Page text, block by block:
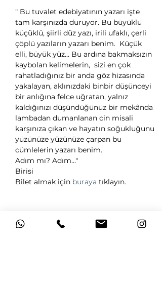
" Bu tuvalet edebiyatının yazarı işte
tam karşınızda duruyor. Bu büyüklü
küçüklü, şiirli düz yazı, irili ufaklı, çerli
çöplü yazıların yazarı benim.  Küçük
elli, büyük yüz… Bu ardına bakmaksızın
kaybolan kelimelerin,  sizi en çok
rahatladığınız bir anda göz hizasında
yakalayan, aklınızdaki binbir düşünceyi
bir anlığına felce uğratan, yalnız
kaldığınızı düşündüğünüz bir mekânda
lambadan dumanlanan cin misali
karşınıza çıkan ve hayatın soğukluğunu
yüzünüze yüzünüze çarpan bu
cümlelerin yazarı benim.
Adım mı? Adım..."
Birisi
Bilet almak için buraya tıklayın.